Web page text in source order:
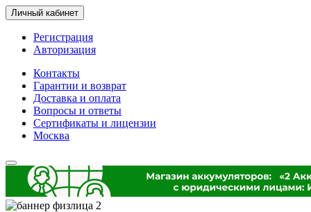
Личный кабинет
Регистрация
Авторизация
Контакты
Гарантии и возврат
Доставка и оплата
Вопросы и ответы
Сертификаты и лицензии
Москва